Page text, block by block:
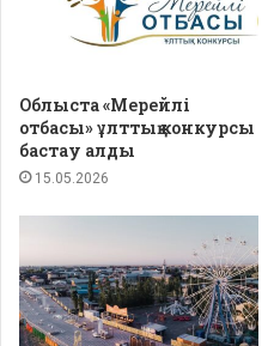
Облыста «Мерейлі
отбасы» ұлттық конкурсы
бастау алды
15.05.2026